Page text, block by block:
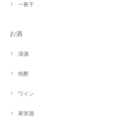
一夜干
お酒
清酒
焼酎
ワイン
果実酒